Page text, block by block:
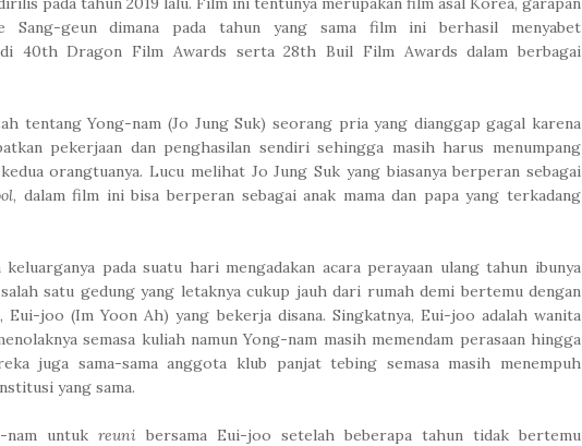
Sang-geun dimana pada tahun yang sama film ini berhasil menyabet
di 40th Dragon Film Awards serta 28th Buil Film Awards dalam berbagai
tentang Yong-nam (Jo Jung Suk) seorang pria yang dianggap gagal karena
pekerjaan dan penghasilan sendiri sehingga masih harus menumpang
orangtuanya. Lucu melihat Jo Jung Suk yang biasanya berperan sebagai
, dalam film ini bisa berperan sebagai anak mama dan papa yang terkadang
keluarganya pada suatu hari mengadakan acara perayaan ulang tahun ibunya
satu gedung yang letaknya cukup jauh dari rumah demi bertemu dengan
Eui-joo (Im Yoon Ah) yang bekerja disana. Singkatnya, Eui-joo adalah wanita
semasa kuliah namun Yong-nam masih memendam perasaan hingga
juga sama-sama anggota klub panjat tebing semasa masih menempuh
yang sama.
nam untuk reuni bersama Eui-joo setelah beberapa tahun tidak bertemu